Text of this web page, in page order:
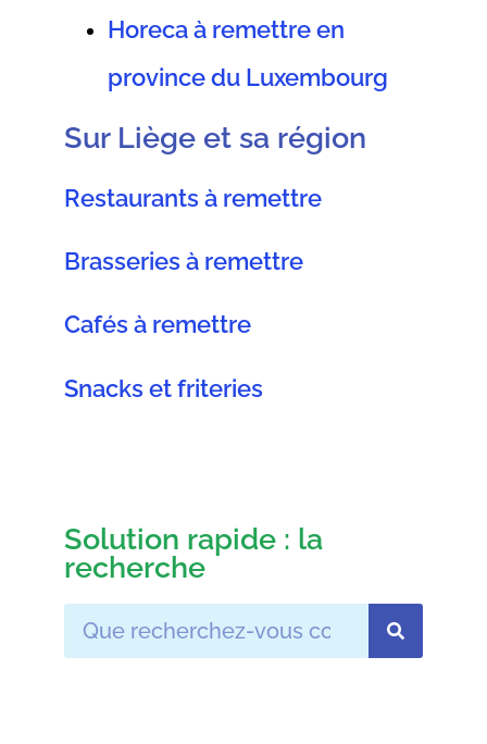
Horeca à remettre en
province du Luxembourg
Sur Liège et sa région
Restaurants à remettre
Brasseries à remettre
Cafés à remettre
Snacks et friteries
Solution rapide : la
recherche